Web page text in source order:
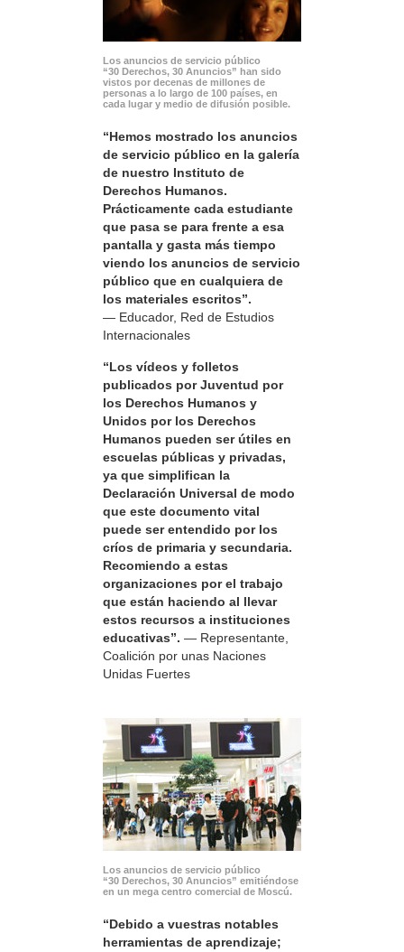
Los anuncios de servicio público
“30 Derechos, 30 Anuncios” han sido
vistos por decenas de millones de
personas a lo largo de 100 países, en
cada lugar y medio de difusión posible.
“Hemos mostrado los anuncios
de servicio público en la galería
de nuestro Instituto de
Derechos Humanos.
Prácticamente cada estudiante
que pasa se para frente a esa
pantalla y gasta más tiempo
viendo los anuncios de servicio
público que en cualquiera de
los materiales escritos”.
— Educador, Red de Estudios
Internacionales
“Los vídeos y folletos
publicados por Juventud por
los Derechos Humanos y
Unidos por los Derechos
Humanos pueden ser útiles en
escuelas públicas y privadas,
ya que simplifican la
Declaración Universal de modo
que este documento vital
puede ser entendido por los
críos de primaria y secundaria.
Recomiendo a estas
organizaciones por el trabajo
que están haciendo al llevar
estos recursos a instituciones
educativas”. — Representante,
Coalición por unas Naciones
Unidas Fuertes
Los anuncios de servicio público
“30 Derechos, 30 Anuncios” emitiéndose
en un mega centro comercial de Moscú.
“Debido a vuestras notables
herramientas de aprendizaje;